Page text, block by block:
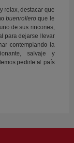
relax, destacar que
buenrollero que le
de sus rincones,
para dejarse llevar
contemplando la
salvaje y
pedirle al país